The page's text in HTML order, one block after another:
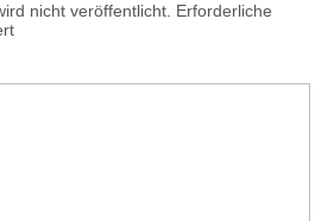
nicht veröffentlicht. Erforderliche